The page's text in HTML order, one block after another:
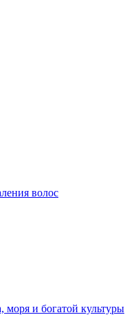
волос
моря и богатой культуры